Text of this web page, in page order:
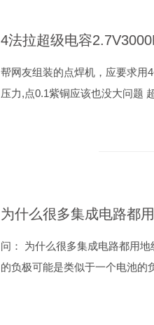
4法拉超级电容
帮网友组装的点焊机，应要求用
压力,点0.1紫铜应该也没大问题
为什么很多集成电路都
问： 为什么很多集成电路都用
的负极可能是类似于一个电池的